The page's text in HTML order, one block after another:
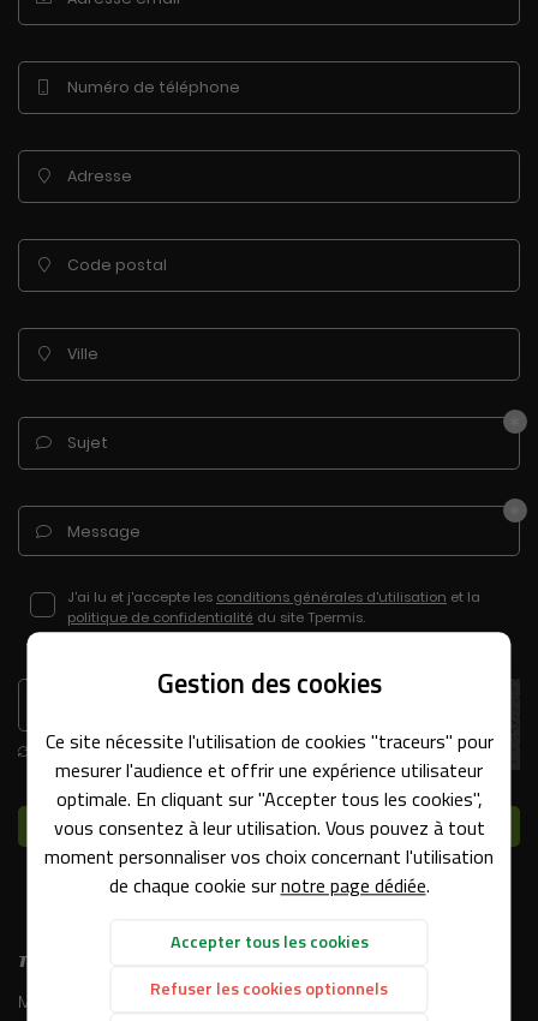
Gestion des cookies
Ce site nécessite l'utilisation de cookies "traceurs" pour
mesurer l'audience et offrir une expérience utilisateur
optimale. En cliquant sur "Accepter tous les cookies",
vous consentez à leur utilisation. Vous pouvez à tout
moment personnaliser vos choix concernant l'utilisation
de chaque cookie surnotre page dédiée.
Accepter tous les cookies
Refuser les cookies optionnels
CODE
FORMATIONS
Une question
02 18 88 93
Rejoignez-
Numéro de téléphone
 Adresse
 Code postal
 Ville
 Sujet
 Message
J'ai lu et j'accepte les conditions générales d'utilisation et la
politique de confidentialité du siteTpermis.
 Rafraîchir le captcha
Envoyer
T-permis
Merci d'accepter les cookiesicipour voir la map.